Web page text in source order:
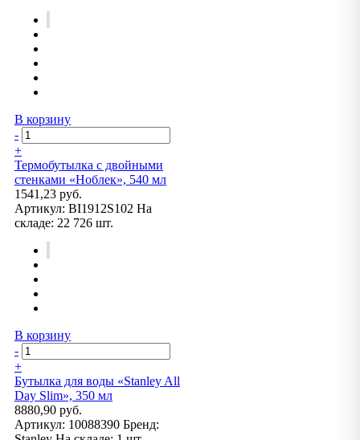
В корзину
-
+
Термобутылка с двойными
стенками «Ноблек», 540 мл
1541,23 руб.
Артикул: BI1912S102 На
складе: 22 726 шт.
В корзину
-
+
Бутылка для воды «Stanley All
Day Slim», 350 мл
8880,90 руб.
Артикул: 10088390 Бренд: